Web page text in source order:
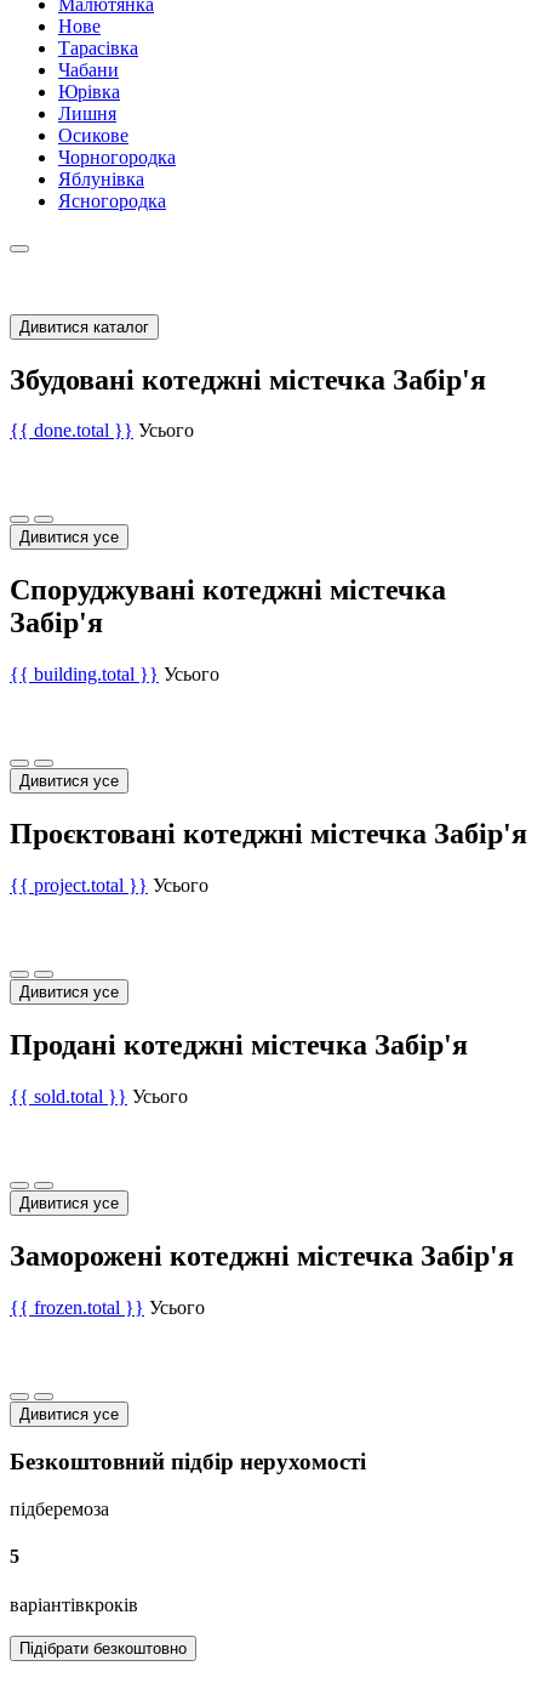
Нове
Тарасівка
Чабани
Юрівка
Лишня
Осикове
Чорногородка
Яблунівка
Ясногородка
Дивитися каталог
Збудовані котеджні містечка Забір'я
{{ done.total }} Усього
Дивитися усе
Споруджувані котеджні містечка
Забір'я
{{ building.total }} Усього
Дивитися усе
Проєктовані котеджні містечка Забір'я
{{ project.total }} Усього
Дивитися усе
Продані котеджні містечка Забір'я
{{ sold.total }} Усього
Дивитися усе
Заморожені котеджні містечка Забір'я
{{ frozen.total }} Усього
Дивитися усе
Безкоштовний підбір нерухомості
підберемоза
5
варіантівкроків
Підібрати безкоштовно